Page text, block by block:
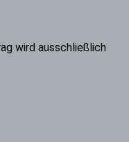
wird ausschließlich